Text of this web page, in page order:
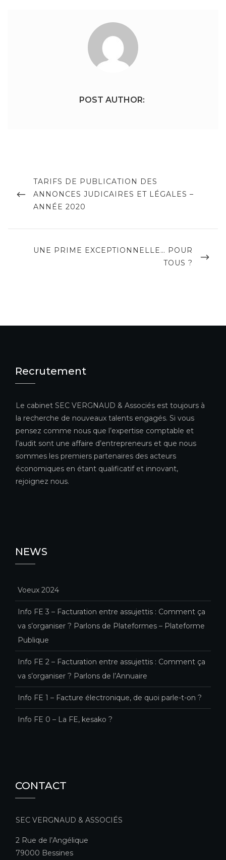
POST AUTHOR:
l’article
PREVIOUS
POST
TARIFS DE PUBLICATION DES
ANNONCES JUDICAIRES ET LÉGALES –
ANNÉE 2020
NEXT
UNE PRIME EXCEPTIONNELLE… POUR
TOUS ?
Recrutement
Le cabinet SEC VERGNAUD & Associés est toujours à
la recherche de nouveaux talents engagés. Si vous
pensez comme nous que l’expertise comptable et
l’audit sont une affaire d’entrepreneurs et que nous
sommes les premiers partenaires des acteurs
économiques en étant qualificatif et innovant,
rejoignez nous.
NEWS
Voeux 2024
Info FE 3 – Facturation entre assujettis : Comment ça
va s’organiser ? Parlons de Plateformes – Plateforme
Publique
Info FE 2 – Facturation entre assujettis : Comment ça
va s’organiser ? Parlons de l’Annuaire
Info FE 1 – Facture électronique, de quoi parle-t-on ?
Info FE 0 – La FE, kesako ?
CONTACT
SEC VERGNAUD & ASSOCIÉS
2 Rue de l’Angélique
79000 Bessines